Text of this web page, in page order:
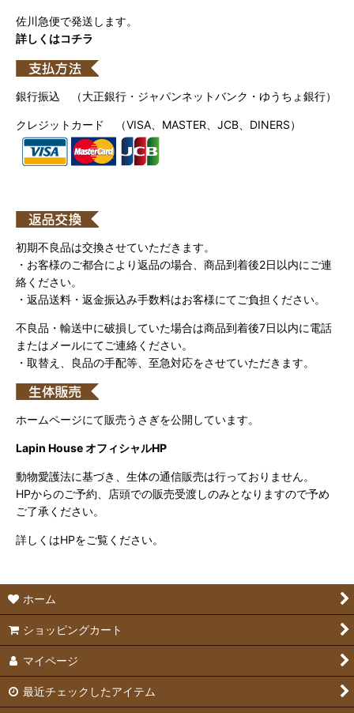
佐川急便で発送します。
詳しくはコチラ
銀行振込 （大正銀行・ジャパンネットバンク・ゆうちょ銀行）
クレジットカード （VISA、MASTER、JCB、DINERS）
初期不良品は交換させていただきます。
・お客様のご都合により返品の場合、商品到着後2日以内にご連
絡ください。
・返品送料・返金振込み手数料はお客様にてご負担ください。
不良品・輸送中に破損していた場合は商品到着後7日以内に電話
またはメールにてご連絡ください。
・取替え、良品の手配等、至急対応をさせていただきます。
ホームページにて販売うさぎを公開しています。
Lapin House オフィシャルHP
動物愛護法に基づき、生体の通信販売は行っておりません。
HPからのご予約、店頭での販売受渡しのみとなりますので予め
ご了承ください。
詳しくはHPをご覧ください。
ホーム
ショッピングカート
マイページ
最近チェックしたアイテム